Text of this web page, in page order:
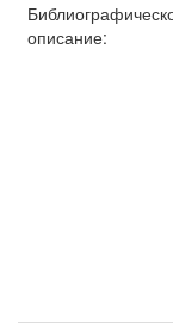
описание: